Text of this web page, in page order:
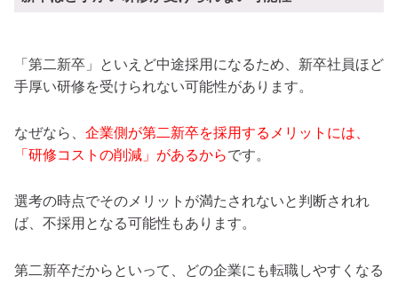
「第二新卒」といえど中途採用になるため、新卒社員ほど
手厚い研修を受けられない可能性があります。
なぜなら、 企業側が第二新卒を採用するメリットには、
「研修コストの削減」があるからです。
選考の時点でそのメリットが満たされないと判断されれ
ば、不採用となる可能性もあります。
第二新卒だからといって、どの企業にも転職しやすくなる